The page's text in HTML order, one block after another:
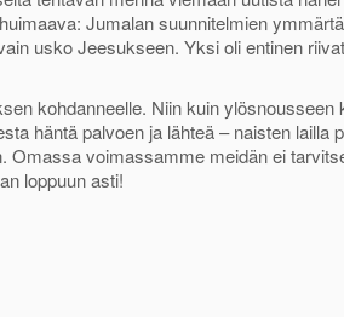
Jumalan suunnitelmien
usko Jeesukseen. Yksi oli entinen
kohdanneelle. Niin kuin ylösnousseen
häntä palvoen ja lähteä – naisten lailla
Omassa voimassamme meidän ei
loppuun asti!